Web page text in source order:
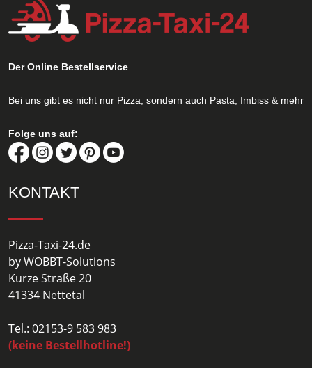
Der Online Bestellservice
Bei uns gibt es nicht nur Pizza, sondern auch Pasta, Imbiss & mehr
Folge uns auf:
KONTAKT
Pizza-Taxi-24.de
by WOBBT-Solutions
Kurze Straße 20
41334 Nettetal
Tel.: 02153-9 583 983
(keine Bestellhotline!)